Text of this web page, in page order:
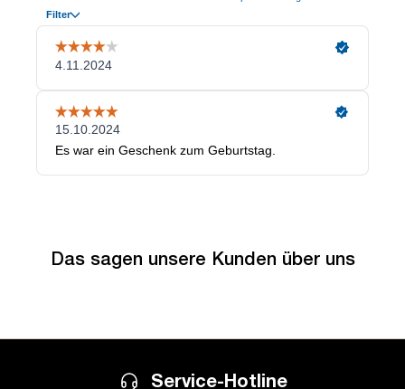
Das sagen unsere Kunden über uns
Service-Hotline